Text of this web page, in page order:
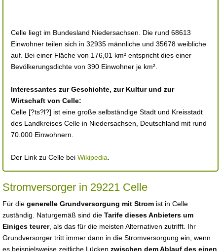
Celle liegt im Bundesland Niedersachsen. Die rund 68613
Einwohner teilen sich in 32935 männliche und 35678 weibliche
auf. Bei einer Fläche von 176,01 km² entspricht dies einer
Bevölkerungsdichte von 390 Einwohner je km².
Interessantes zur Geschichte, zur Kultur und zur
Wirtschaft von Celle:
Celle [?ts?l?] ist eine große selbständige Stadt und Kreisstadt
des Landkreises Celle in Niedersachsen, Deutschland mit rund
70.000 Einwohnern.
Der Link zu Celle bei Wikipedia
Stromversorger in 29221 Celle
Für die generelle Grundversorgung mit Strom ist in Celle
zuständig. Naturgemäß sind die Tarife dieses Anbieters um
Einiges teurer, als das für die meisten Alternativen zutrifft. Ihr
Grundversorger tritt immer dann in die Stromversorgung ein, wenn
es beispielsweise zeitliche Lücken zwischen dem Ablauf des einen